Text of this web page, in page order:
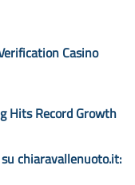
Casino
Hits Record Growth
chiaravallenuoto.it: